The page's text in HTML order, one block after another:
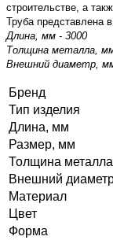
строительстве, а
Труба представлена
Длина, мм - 3000
Толщина металла,
Внешний диаметр,
Бренд
Тип изделия
Длина, мм
Размер, мм
Толщина
Внешний
Материал
Цвет
Форма